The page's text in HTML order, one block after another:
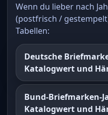
Wenn du lieber nach
(postfrisch /
Tabellen:
Deutsche
Katalogwert und
Bund-Briefmarken-
Katalogwert und